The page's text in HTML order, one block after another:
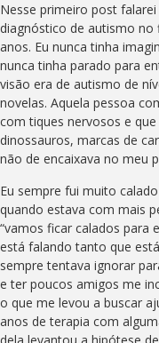
Nesse primeiro post
diagnóstico de autismo
anos. Eu nunca tinha
nunca tinha parado para
visão era de autismo de
novelas. Aquela pessoa
com tiques nervosos e
dinossauros, marcas de
não de encaixava no meu
Eu sempre fui muito
quando estava com mais
“vamos ficar calados para
está falando tanto que
sempre tentava ignorar
e ter poucos amigos me
o que me levou a buscar
anos de terapia com
dela levantou a hipótese